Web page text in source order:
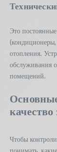
Это
отопления.
обслуживания
помещений.
Чтобы
понимать,